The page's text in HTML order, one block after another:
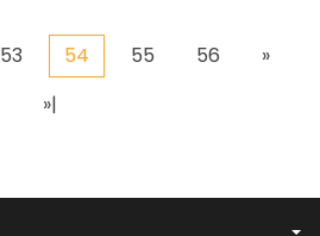
53 54 55 56
»
»|